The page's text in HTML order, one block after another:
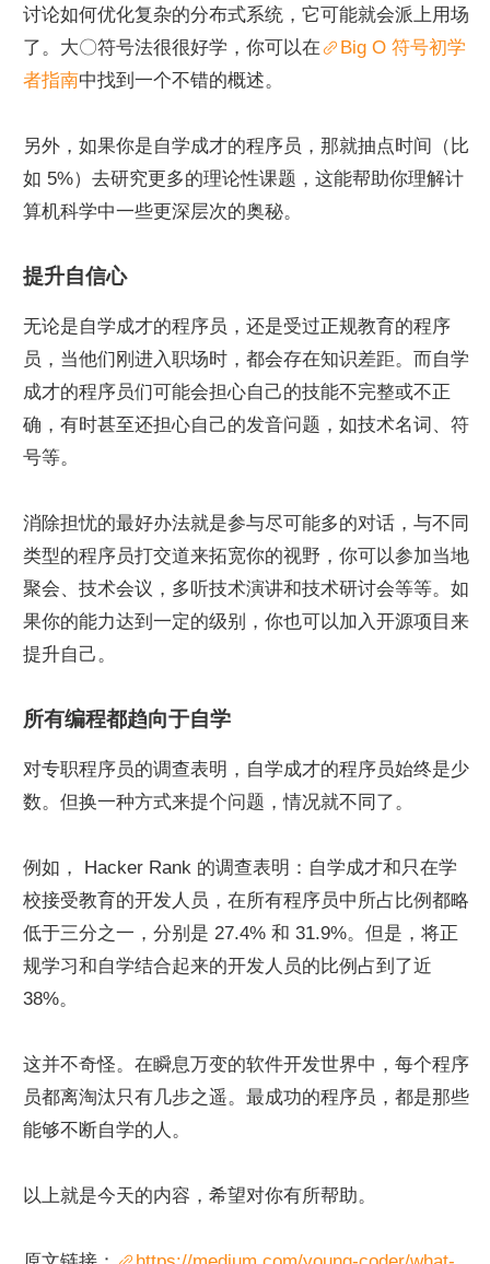
讨论如何优化复杂的分布式系统，它可能就会派上用场
了。大〇符号法很很好学，你可以在
Big O 符号初学
者指南中找到一个不错的概述。
另外，如果你是自学成才的程序员，那就抽点时间（比
如 5%）去研究更多的理论性课题，这能帮助你理解计
算机科学中一些更深层次的奥秘。
提升自信心
无论是自学成才的程序员，还是受过正规教育的程序
员，当他们刚进入职场时，都会存在知识差距。而自学
成才的程序员们可能会担心自己的技能不完整或不正
确，有时甚至还担心自己的发音问题，如技术名词、符
号等。
消除担忧的最好办法就是参与尽可能多的对话，与不同
类型的程序员打交道来拓宽你的视野，你可以参加当地
聚会、技术会议，多听技术演讲和技术研讨会等等。如
果你的能力达到一定的级别，你也可以加入开源项目来
提升自己。
所有编程都趋向于自学
对专职程序员的调查表明，自学成才的程序员始终是少
数。但换一种方式来提个问题，情况就不同了。
例如， Hacker Rank 的调查表明：自学成才和只在学
校接受教育的开发人员，在所有程序员中所占比例都略
低于三分之一，分别是 27.4% 和 31.9%。但是，将正
规学习和自学结合起来的开发人员的比例占到了近
38%。
这并不奇怪。在瞬息万变的软件开发世界中，每个程序
员都离淘汰只有几步之遥。最成功的程序员，都是那些
能够不断自学的人。
以上就是今天的内容，希望对你有所帮助。